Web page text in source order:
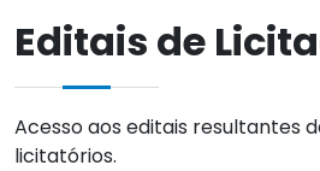
Editais de
Acesso aos editais resultantes
licitatórios.